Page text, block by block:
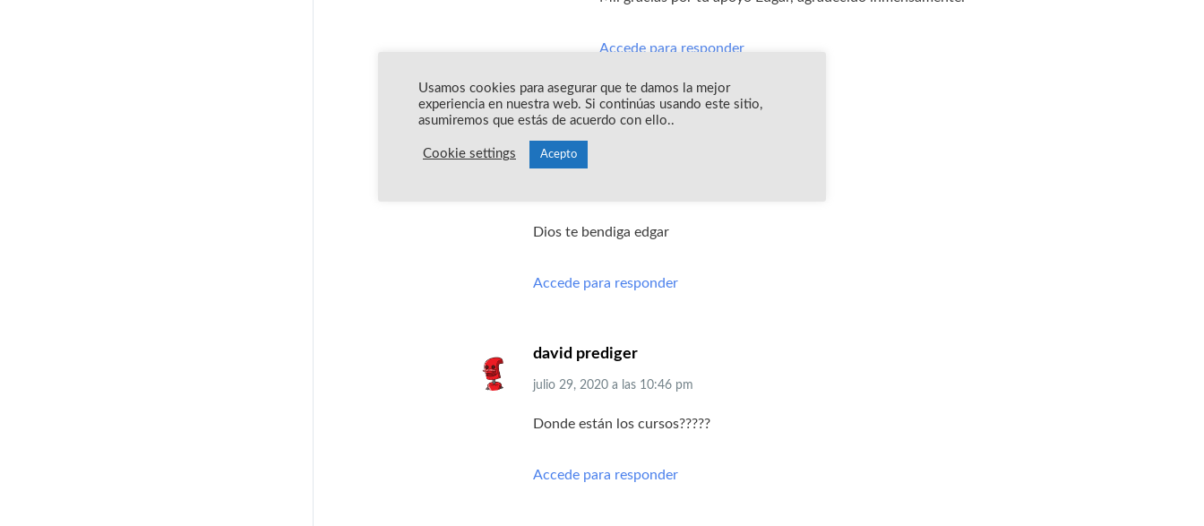
Accede para responder
Jeinson Rodriguez
Dios te bendiga edgar
Accede para responder
david prediger
julio 29, 2020 a las 10:46 pm
Donde están los cursos?????
Accede para responder
Usamos cookies para asegurar que te damos la mejor
experiencia en nuestra web. Si continúas usando este sitio,
asumiremos que estás de acuerdo con ello..
Cookie settings Acepto